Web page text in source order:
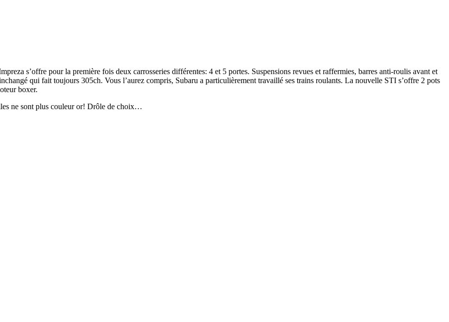
s’offre pour la première fois deux carrosseries différentes: 4 et 5 portes. Suspensions revues et raffermies, barres anti-roulis avant et
qui fait toujours 305ch. Vous l’aurez compris, Subaru a particulièrement travaillé ses trains roulants. La nouvelle STI s’offre 2 pots
boxer.
ne sont plus couleur or! Drôle de choix…